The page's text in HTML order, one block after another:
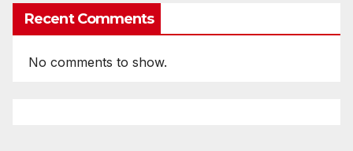
Recent Comments
No comments to show.